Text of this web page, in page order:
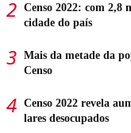
Censo 2022: com 2,8
cidade do país
Mais da metade da
Censo
Censo 2022 revela
lares desocupados